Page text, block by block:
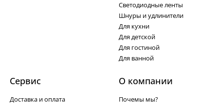
Светодиодные ленты
Шнуры и удлинители
Для кухни
Для детской
Для гостиной
Для ванной
Сервис
Доставка и оплата
О компании
Почемы мы?